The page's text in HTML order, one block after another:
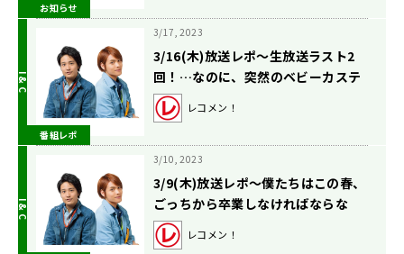
お知らせ
番組レポ
3/17, 2023
3/16(木)放送レポ〜生放送ラスト2
回！…なのに、突然のベビーカステ
ラ祭り？の巻〜
レコメン！
3/10, 2023
3/9(木)放送レポ〜僕たちはこの春、
ごっちから卒業しなければならな
い！の巻〜
レコメン！